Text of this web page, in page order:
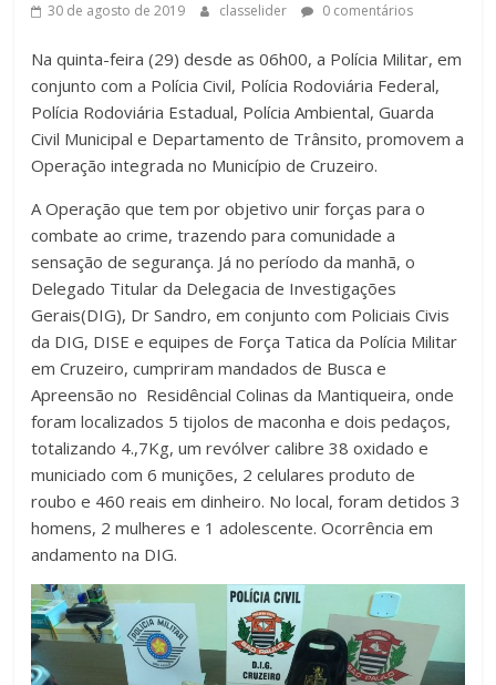
30 de agosto de 2019 classelider 0 comentários
Na quinta-feira (29) desde as 06h00, a Polícia Militar, em
conjunto com a Polícia Civil, Polícia Rodoviária Federal,
Polícia Rodoviária Estadual, Polícia Ambiental, Guarda
Civil Municipal e Departamento de Trânsito, promovem a
Operação integrada no Município de Cruzeiro.
A Operação que tem por objetivo unir forças para o
combate ao crime, trazendo para comunidade a
sensação de segurança. Já no período da manhã, o
Delegado Titular da Delegacia de Investigações
Gerais(DIG), Dr Sandro, em conjunto com Policiais Civis
da DIG, DISE e equipes de Força Tatica da Polícia Militar
em Cruzeiro, cumpriram mandados de Busca e
Apreensão no Residêncial Colinas da Mantiqueira, onde
foram localizados 5 tijolos de maconha e dois pedaços,
totalizando 4.,7Kg, um revólver calibre 38 oxidado e
municiado com 6 munições, 2 celulares produto de
roubo e 460 reais em dinheiro. No local, foram detidos 3
homens, 2 mulheres e 1 adolescente. Ocorrência em
andamento na DIG.